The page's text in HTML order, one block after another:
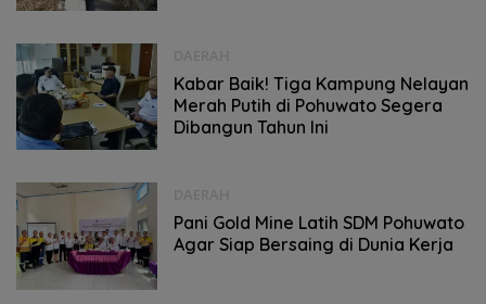
Kabar Baik! Tiga Kampung Nelayan
Merah Putih di Pohuwato Segera
Dibangun Tahun Ini
Pani Gold Mine Latih SDM Pohuwato
Agar Siap Bersaing di Dunia Kerja